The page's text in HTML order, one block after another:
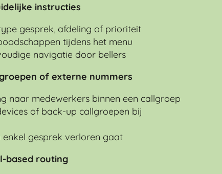
instructies
gesprek, afdeling of prioriteit
tijdens het menu
navigatie door bellers
of externe nummers
naar medewerkers binnen een callgroep
of back-up callgroepen bij
gesprek verloren gaat
based routing